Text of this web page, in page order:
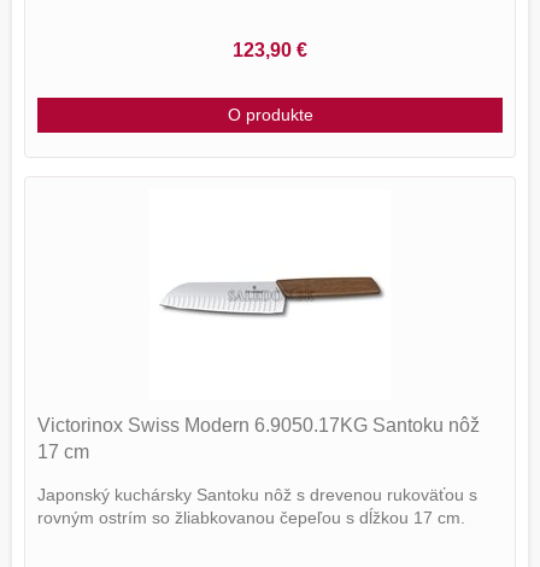
123,90 €
O produkte
Victorinox Swiss Modern 6.9050.17KG Santoku nôž
17 cm
Japonský kuchársky Santoku nôž s drevenou rukoväťou s
rovným ostrím so žliabkovanou čepeľou s dĺžkou 17 cm.